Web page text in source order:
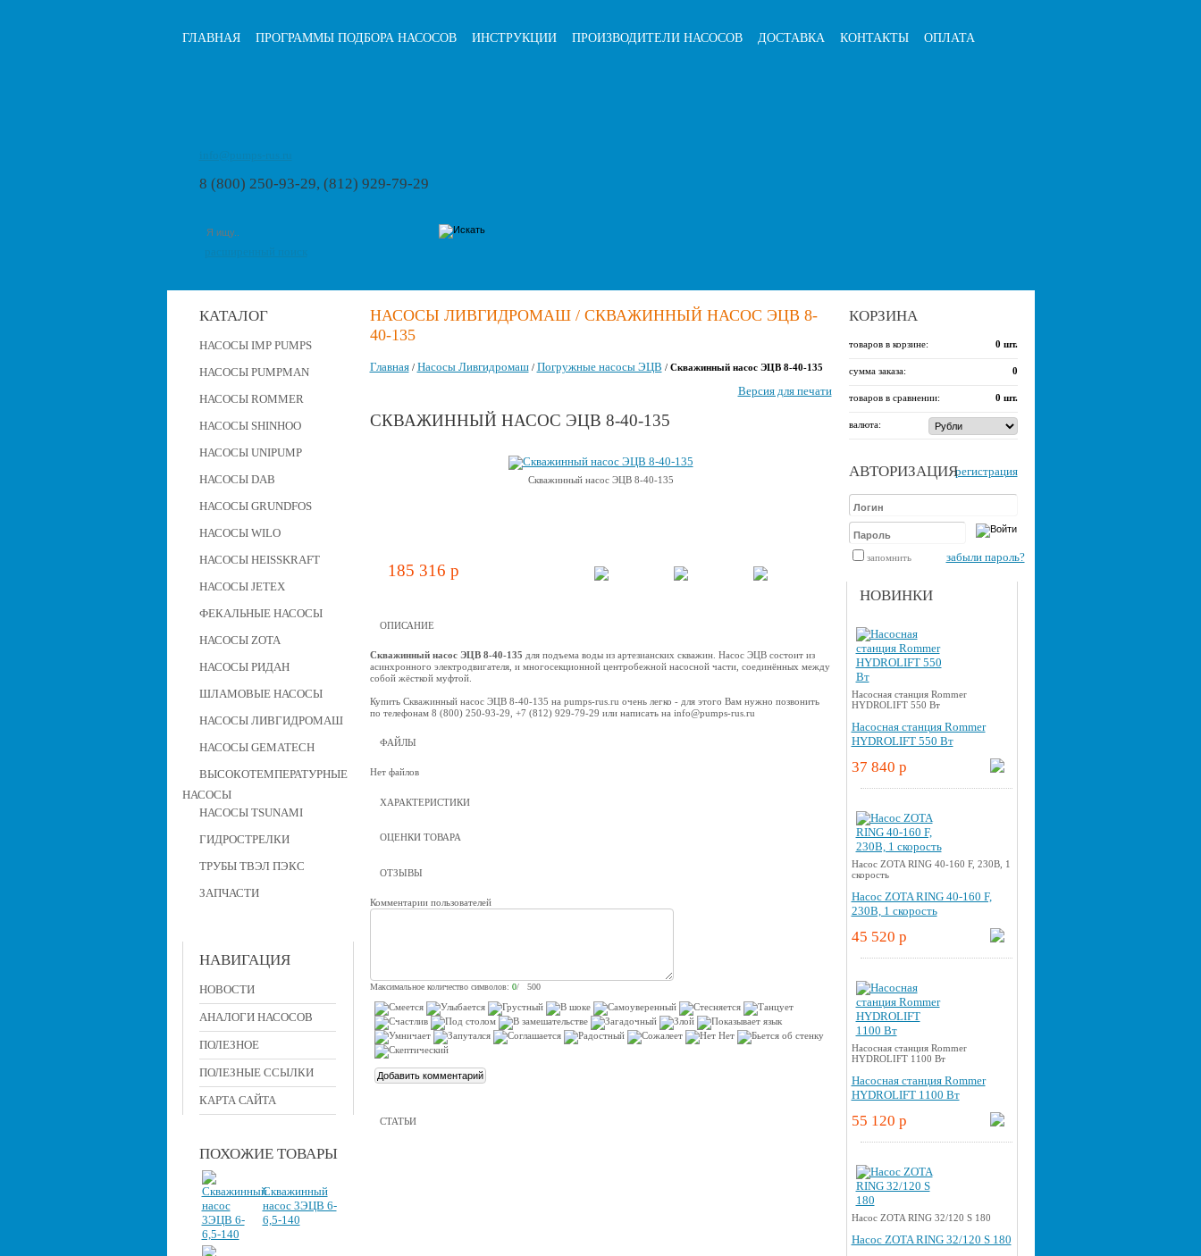
ГЛАВНАЯ ПРОГРАММЫ ПОДБОРА НАСОСОВ ИНСТРУКЦИИ ПРОИЗВОДИТЕЛИ НАСОСОВ ДОСТАВКА КОНТАКТЫ ОПЛАТА
8 (800) 250-93-29, (812) 929-79-29
КАТАЛОГ
НАСОСЫ IMP PUMPS
НАСОСЫ PUMPMAN
НАСОСЫ ROMMER
НАСОСЫ SHINHOO
НАСОСЫ UNIPUMP
НАСОСЫ DAB
НАСОСЫ GRUNDFOS
НАСОСЫ WILO
НАСОСЫ HEISSKRAFT
НАСОСЫ JETEX
ФЕКАЛЬНЫЕ НАСОСЫ
НАСОСЫ ZOTA
НАСОСЫ РИДАН
ШЛАМОВЫЕ НАСОСЫ
НАСОСЫ ЛИВГИДРОМАШ
НАСОСЫ GEMATECH
ВЫСОКОТЕМПЕРАТУРНЫЕ
НАСОСЫ
НАСОСЫ TSUNAMI
ГИДРОСТРЕЛКИ
ТРУБЫ ТВЭЛ ПЭКС
ЗАПЧАСТИ
НАВИГАЦИЯ
НОВОСТИ
АНАЛОГИ НАСОСОВ
ПОЛЕЗНОЕ
ПОЛЕЗНЫЕ ССЫЛКИ
КАРТА САЙТА
ПОХОЖИЕ ТОВАРЫ
Скважинный
насос 3ЭЦВ 6-
6,5-140
КОРЗИНА
товаров в корзине: 0 шт.
сумма заказа: 0
товаров в сравнении: 0 шт.
валюта:
АВТОРИЗАЦИЯрегистрация
запомнить забыли пароль?
НОВИНКИ
Насосная станция Rommer
HYDROLIFT 550 Вт
Насосная станция Rommer
HYDROLIFT 550 Вт
37 840 p
Насос ZOTA RING 40-160 F, 230В, 1
скорость
Насос ZOTA RING 40-160 F,
230В, 1 скорость
45 520 p
Насосная станция Rommer
HYDROLIFT 1100 Вт
Насосная станция Rommer
HYDROLIFT 1100 Вт
55 120 p
Насос ZOTA RING 32/120 S 180
Насос ZOTA RING 32/120 S 180
НАСОСЫ ЛИВГИДРОМАШ / СКВАЖИННЫЙ НАСОС ЭЦВ 8-
40-135
Главная/ Насосы Ливгидромаш/ Погружные насосы ЭЦВ / Скважинный насос ЭЦВ 8-40-135
Версия для печати
СКВАЖИННЫЙ НАСОС ЭЦВ 8-40-135
Скважинный насос ЭЦВ 8-40-135
185 316 p
ОПИСАНИЕ
Скважинный насос ЭЦВ 8-40-135 для подъема воды из артезианских скважин. Насос ЭЦВ состоит из
асинхронного электродвигателя, и многосекционной центробежной наcосной части, соединённых между
собой жёсткой муфтой.
Купить Скважинный насос ЭЦВ 8-40-135 на pumps-rus.ru очень легко - для этого Вам нужно позвонить
по телефонам 8 (800) 250-93-29, +7 (812) 929-79-29 или написать на info@pumps-rus.ru
ФАЙЛЫ
Нет файлов
ХАРАКТЕРИСТИКИ
ОЦЕНКИ ТОВАРА
ОТЗЫВЫ
Комментарии пользователей
Максимальное количество символов: 0/ 500
СТАТЬИ